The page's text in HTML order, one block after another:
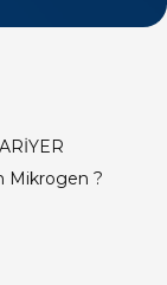
Mikrogen ?